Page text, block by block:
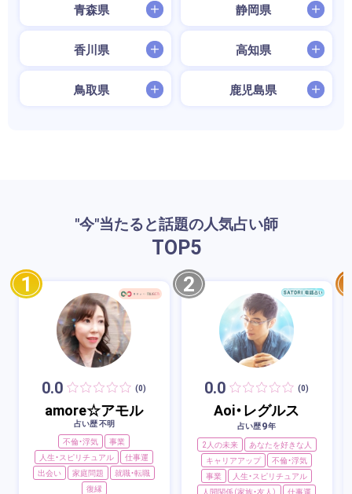
青森県 静岡県
香川県 高知県
鳥取県 鹿児島県
"今"当たると話題の人気占い師
TOP5
1
0.0 (0)
amore☆アモル
占い歴 不明
不倫・浮気
事業
人生・スピリチュアル
仕事運
出会い
家庭問題
就職・転職
復縁
2
0.0 (0)
Aoi・レグルス
占い歴9年
2人の未来
あなたを好きな人
キャリアアップ
不倫・浮気
事業
人生・スピリチュアル
人間関係（家族・友人）
仕事運